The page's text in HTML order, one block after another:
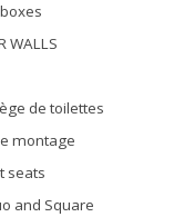
WALLS
de toilettes
montage
seats
and Square